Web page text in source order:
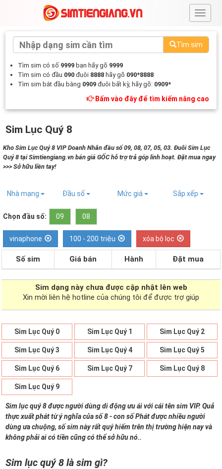
#
Tìm sim
Tìm sim có số 9999 bạn hãy gõ 9999
Tìm sim có đầu 090 đuôi 8888 hãy gõ 090*8888
Tìm sim bắt đầu bằng 0909 đuôi bất kỳ, hãy gõ: 0909*
Bấm vào đây để tìm kiếm nâng cao
Sim Lục Quý 8
Kho Sim Lục Quý 8 VIP Doanh Nhân đầu số 09, 08, 07, 05, 03. Đuôi Sim Lục
Quý 8 tại Simtiengiang.vn bán giá GỐC hỗ trợ trả góp linh hoạt. Đặt mua ngay
>>> Sở hữu liền tay!
Nhà mạng Đầu số Mức giá Sắp xếp
Chọn đầu số: 09 08
vinaphone 100 - 200 triệu xóa bộ lọc
Số sim Giá bán Hành Đặt mua
Sim dạng này chưa được cập nhật lên web
Xin mời liên hệ hotline của chúng tôi để được trợ giúp
Sim Lục Quý 0 Sim Lục Quý 1 Sim Lục Quý 2
Sim Lục Quý 3 Sim Lục Quý 4 Sim Lục Quý 5
Sim Lục Quý 6 Sim Lục Quý 7 Sim Lục Quý 8
Sim Lục Quý 9
Sim lục quý 8 được người dùng di động ưu ái với cái tên sim VIP. Quả
thực xuất phát từ ý nghĩa của số 8 - con số Phát được nhiều người
dùng ưa chuộng, số sim này rất quý hiếm trên thị trường hiện nay và
không phải ai có tiền cũng có thể sở hữu nó..
Sim lục quý 8 là sim gì?